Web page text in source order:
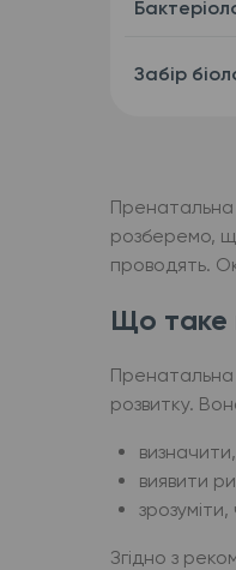
Забір
Пренатальна
розберемо,
проводять.
Що таке
Пренатальна
розвитку.
виявити
Згідно з